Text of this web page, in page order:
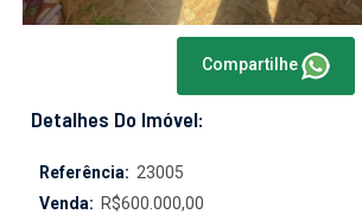
Compartilhe
Detalhes Do Imóvel:
Referência: 23005
Venda: R$600.000,00